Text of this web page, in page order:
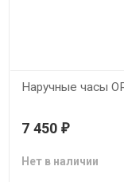
Наручные часы
7 450 ₽
Нет в наличии